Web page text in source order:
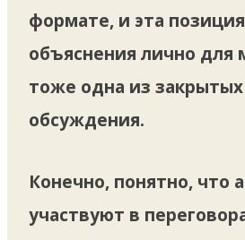
формате, и эта
объяснения лично для
тоже одна из
обсуждения.
Конечно, понятно, что
участвуют в